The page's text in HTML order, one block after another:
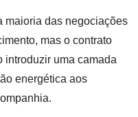
maioria das negociações
mas o contrato
introduzir uma camada
energética aos